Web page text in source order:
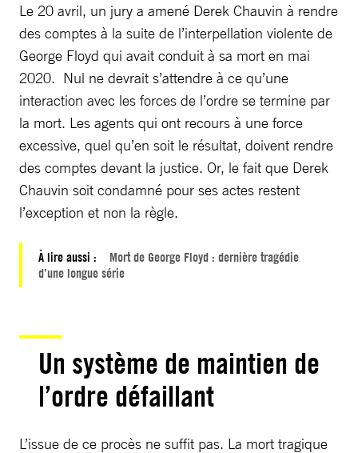
Le 20 avril, un jury a amené Derek Chauvin à rendre
des comptes à la suite de l’interpellation violente de
George Floyd qui avait conduit à sa mort en mai
2020. Nul ne devrait s’attendre à ce qu’une
interaction avec les forces de l’ordre se termine par
la mort. Les agents qui ont recours à une force
excessive, quel qu’en soit le résultat, doivent rendre
des comptes devant la justice. Or, le fait que Derek
Chauvin soit condamné pour ses actes restent
l’exception et non la règle.
À lire aussi :
Mort de George Floyd : dernière tragédie
d’une longue série
Un système de maintien de
l’ordre défaillant
L’issue de ce procès ne suffit pas. La mort tragique